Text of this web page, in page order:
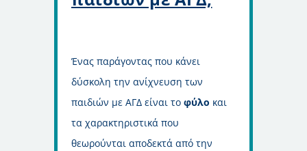
Ένας παράγοντας που κάνει
δύσκολη την ανίχνευση των
παιδιών με ΑΓΔ είναι το φύλο και
τα χαρακτηριστικά που
θεωρούνται αποδεκτά από την